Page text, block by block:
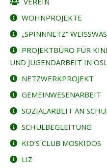
WOHNPROJEKTE
„SPINNNETZ“
PROJEKTBÜRO FÜR
UND JUGENDARBEIT IN OSL
NETZWERKPROJEKT
GEMEINWESENARBEIT
SOZIALARBEIT AN
SCHULBEGLEITUNG
KID’S CLUB MOSKIDOS
LIZ